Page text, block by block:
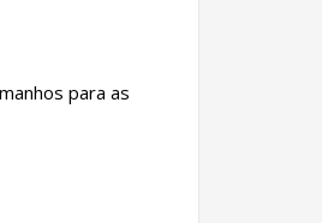
para as